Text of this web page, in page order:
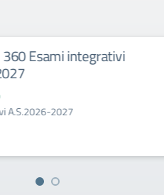
360 Esami integrativi
A.S.2026-2027